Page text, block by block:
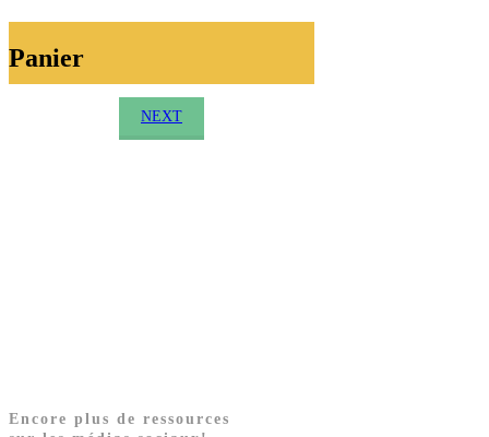
Panier
NEXT
Encore plus de ressources